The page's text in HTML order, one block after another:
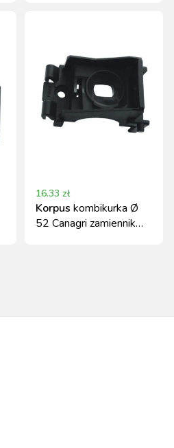
16.33 zł
Korpus kombikurka Ø
52 Canagri zamiennik